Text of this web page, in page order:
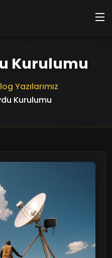
Kurulumu
Yazılarımız
Kurulumu